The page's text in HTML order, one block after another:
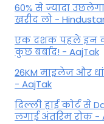
60% से ज्यादा
खरीद लो -
एक दशक पहले इन
कुछ बर्बाद! - AajTak
26KM माइलेज और
- AajTak
दिल्ली हाई कोर्ट से
लगाई अंतरिम रोक -